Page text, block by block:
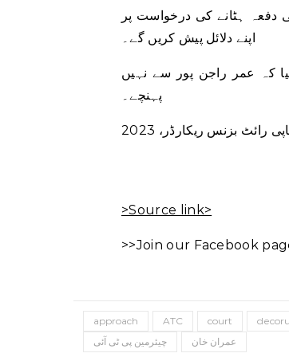
دفعہ ہٹانے کی درخواست پر
اپنے دلائل پیش کریں گے۔
کہ عمر راجن پور سے نہیں
پہنچے۔
رائٹ بزنس ریکارڈر، 2023
>Source link>
>>Join our Facebook
approach ATC court
چیئرمین پی ٹی آئی
عمران خان